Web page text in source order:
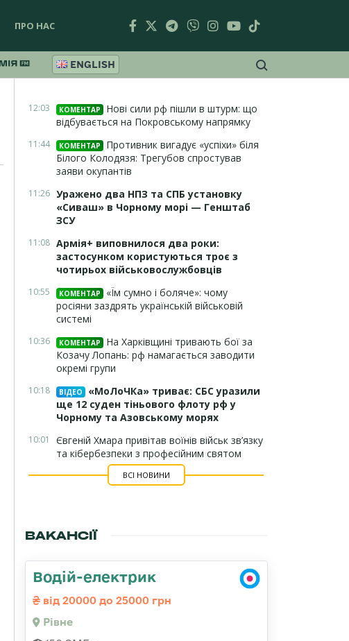
ПРО НАС
ENGLISH
12:03 КОМЕНТАР
Нові сили рф пішли в штурм: що
відбувається на Покровському напрямку
11:44 КОМЕНТАР
Противник вигадує «успіхи» біля
Білого Колодязя: Трегубов спростував
заяви окупантів
11:26 Уражено два НПЗ та СПБ установку
«Сиваш» в Чорному морі — Генштаб
ЗСУ
11:08 Армія+ виповнилося два роки:
застосунком користуються троє з
чотирьох військовослужбовців
10:55 КОМЕНТАР
«Їм сумно і боляче»: чому
росіяни заздрять українській військовій
системі
10:36 КОМЕНТАР
На Харківщині тривають бої за
Козачу Лопань: рф намагається заводити
окремі групи
10:18 ВІДЕО
«МоЛоЧКа» триває: СБС уразили
ще 12 суден тіньового флоту рф у
Чорному та Азовському морях
10:01
Євгеній Хмара привітав воїнів військ зв’язку
та кібербезпеки з професійним святом
ВСІ НОВИНИ
ВАКАНСІЇ
Водій-електрик
від 20000 до 25000 грн
Рівне